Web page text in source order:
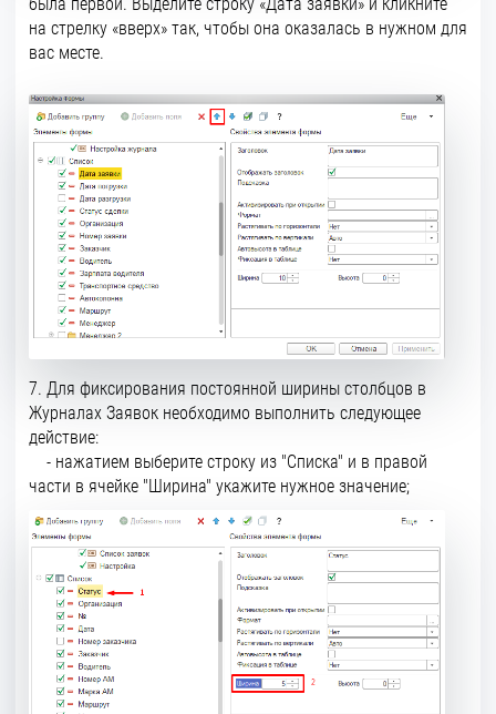
была первой. Выделите строку «Дата заявки» и кликните
на стрелку «вверх» так, чтобы она оказалась в нужном для
вас месте.
7. Для фиксирования постоянной ширины столбцов в
Журналах Заявок необходимо выполнить следующее
действие:
- нажатием выберите строку из "Списка" и в правой
части в ячейке "Ширина" укажите нужное значение;